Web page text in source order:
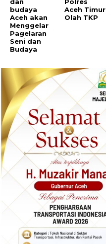
budaya
Aceh akan
Menggelar
Pagelaran
Seni dan
Budaya
Aceh Timur
Olah TKP